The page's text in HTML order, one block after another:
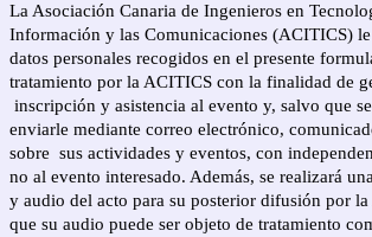
La Asociación Canaria de Ingenieros en
Información y las Comunicaciones (ACITICS)
datos personales recogidos en el presente
tratamiento por la ACITICS con la finalidad de
inscripción y asistencia al evento y, salvo que
enviarle mediante correo electrónico,
sobre sus actividades y eventos, con
no al evento interesado. Además, se realizará
y audio del acto para su posterior difusión por
que su audio puede ser objeto de tratamiento